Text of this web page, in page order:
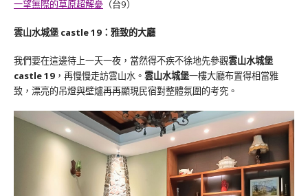
一望無際的草原超解憂 （台9）
雲山水城堡 castle 19：雅致的大廳
我們要在這邊待上一天一夜，當然得不疾不徐地先參觀雲山水城堡
castle 19 ，再慢慢走訪雲山水。 雲山水城堡一樓大廳布置得相當雅
致，漂亮的吊燈與壁爐再再顯現民宿對整體氛圍的考究。